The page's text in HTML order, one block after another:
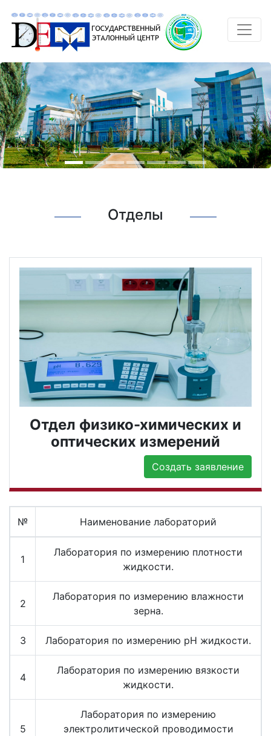
Отделы
Отдел физико-химических и
оптических измерений
Создать заявление
№ Наименование лабораторий
1
Лаборатория по измерению плотности
жидкости.
2
Лаборатория по измерению влажности
зерна.
3 Лаборатория по измерению рН жидкости.
4
Лаборатория по измерению вязкости
жидкости.
5
Лаборатория по измерению
электролитической проводимости